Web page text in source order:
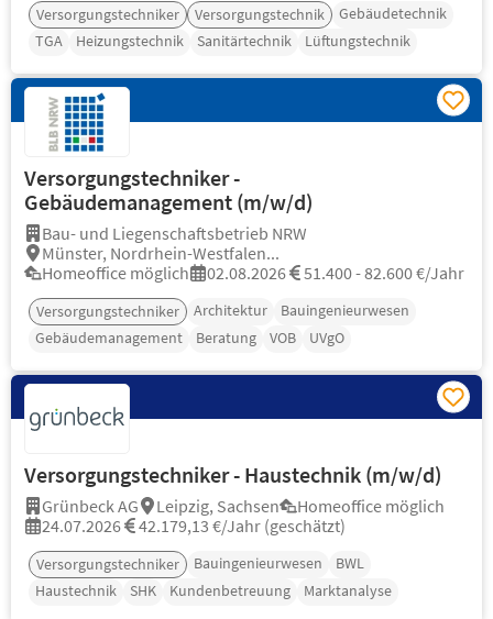
Versorgungstechniker Versorgungstechnik
Gebäudetechnik
TGA
Heizungstechnik Sanitärtechnik Lüftungstechnik
Versorgungstechniker -
Gebäudemanagement (m/w/d)
Bau- und Liegenschaftsbetrieb NRW
Münster, Nordrhein-Westfalen...
Homeoffice möglich
02.08.2026 51.400 - 82.600 €/Jahr
Versorgungstechniker Architektur
Bauingenieurwesen
Gebäudemanagement
Beratung VOB UVgO
Versorgungstechniker - Haustechnik (m/w/d)
Grünbeck AG Leipzig, Sachsen
Homeoffice möglich
24.07.2026
42.179,13 €/Jahr (geschätzt)
Versorgungstechniker Bauingenieurwesen
BWL
Haustechnik
SHK Kundenbetreuung Marktanalyse